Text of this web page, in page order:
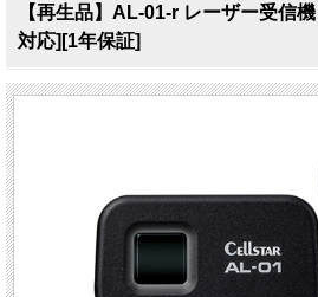
【再生品】AL-01-r レーザー受信
対応][1年保証]